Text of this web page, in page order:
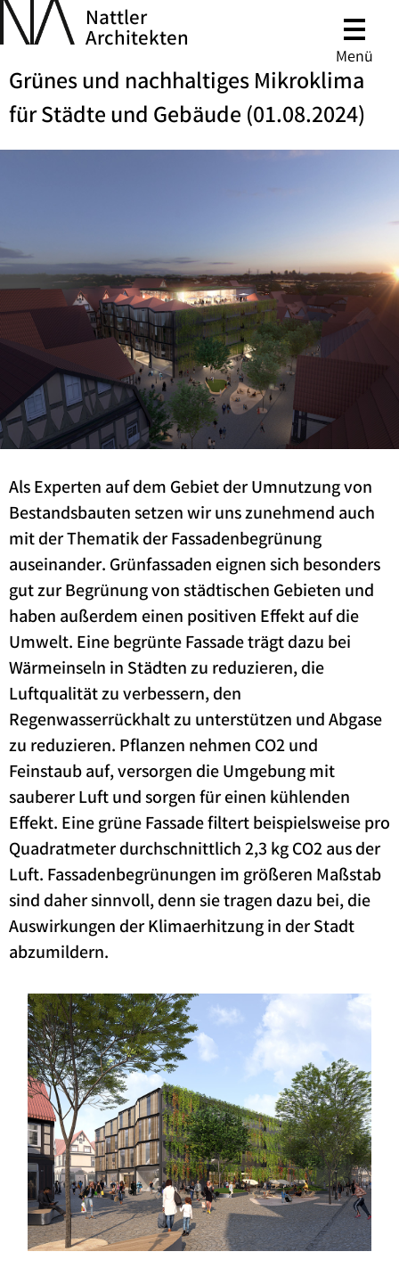
Nattler
Architekten
Menü
Grünes und nachhaltiges Mikroklima
für Städte und Gebäude (01.08.2024)
Als Experten auf dem Gebiet der Umnutzung von
Bestandsbauten setzen wir uns zunehmend auch
mit der Thematik der Fassadenbegrünung
auseinander. Grünfassaden eignen sich besonders
gut zur Begrünung von städtischen Gebieten und
haben außerdem einen positiven Effekt auf die
Umwelt. Eine begrünte Fassade trägt dazu bei
Wärmeinseln in Städten zu reduzieren, die
Luftqualität zu verbessern, den
Regenwasserrückhalt zu unterstützen und Abgase
zu reduzieren. Pflanzen nehmen CO2 und
Feinstaub auf, versorgen die Umgebung mit
sauberer Luft und sorgen für einen kühlenden
Effekt. Eine grüne Fassade filtert beispielsweise pro
Quadratmeter durchschnittlich 2,3 kg CO2 aus der
Luft. Fassadenbegrünungen im größeren Maßstab
sind daher sinnvoll, denn sie tragen dazu bei, die
Auswirkungen der Klimaerhitzung in der Stadt
abzumildern.